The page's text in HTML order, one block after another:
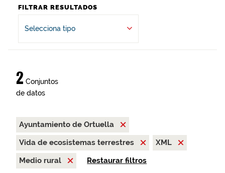
FILTRAR RESULTADOS
Selecciona tipo
2 Conjuntos
de datos
Ayuntamiento de Ortuella
Vida de ecosistemas terrestres
XML
Medio rural
Restaurar filtros